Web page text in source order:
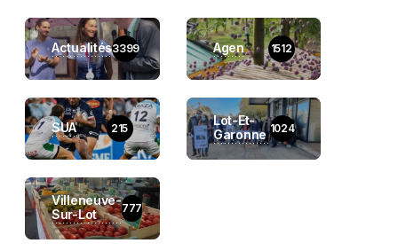
Actualités3399 Agen 1512
SUA 215
Lot-Et-
Garonne 1024
Villeneuve-
Sur-Lot
777